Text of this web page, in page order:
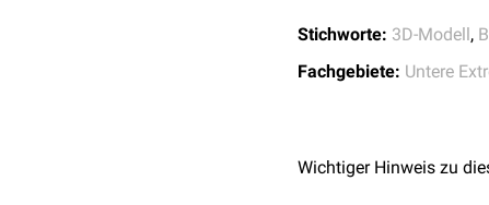
Stichworte: 3D-Modell,
Fachgebiete: Untere
Wichtiger Hinweis zu